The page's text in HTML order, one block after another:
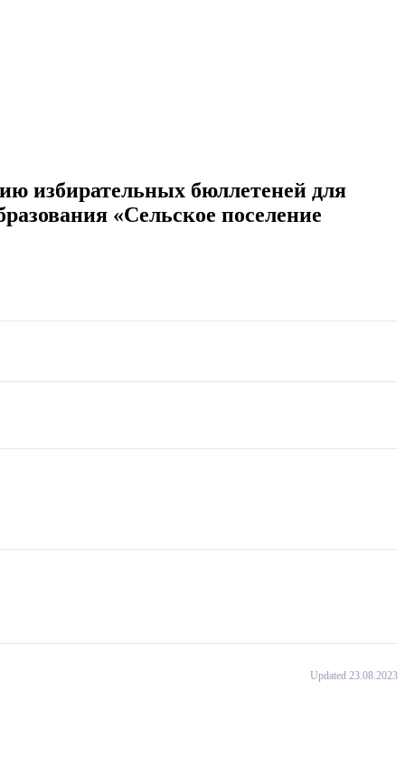
избирательных бюллетеней для
«Сельское поселение
Updated 23.08.2023